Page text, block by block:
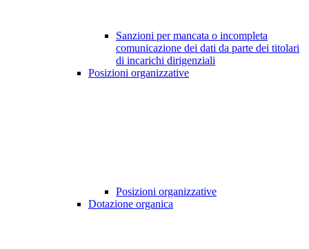
Sanzioni per mancata o incompleta
comunicazione dei dati da parte dei titolari
di incarichi dirigenziali
Posizioni organizzative
Posizioni organizzative
Dotazione organica